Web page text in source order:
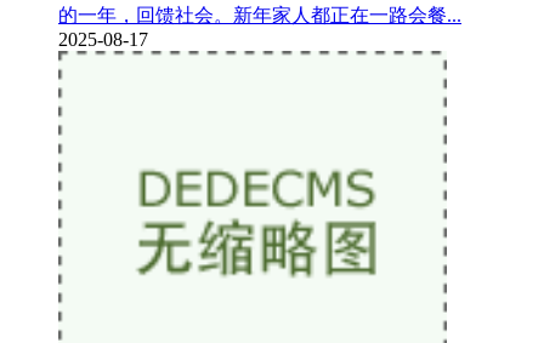
的一年，回馈社会。新年家人都正在一路会餐...
2025-08-17